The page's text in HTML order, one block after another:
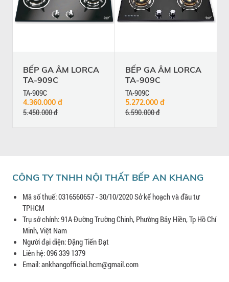
BẾP GA ÂM LORCA
TA-909C
TA-909C
4.360.000 đ
5.450.000 đ
BẾP GA ÂM LORCA
TA-909C
TA-909C
5.272.000 đ
6.590.000 đ
CÔNG TY TNHH NỘI THẤT BẾP AN KHANG
Mã số thuế: 0316560657 - 30/10/2020 Sở kế hoạch và đầu tư
TPHCM
Trụ sở chính: 91A Đường Trường Chinh, Phường Bảy Hiền, Tp Hồ Chí
Minh, Việt Nam
Người đại diện: Đặng Tiến Đạt
Liên hệ: 096 339 1379
Email: ankhangofficial.hcm@gmail.com